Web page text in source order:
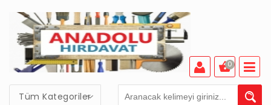
Tüm Kategoriler
0